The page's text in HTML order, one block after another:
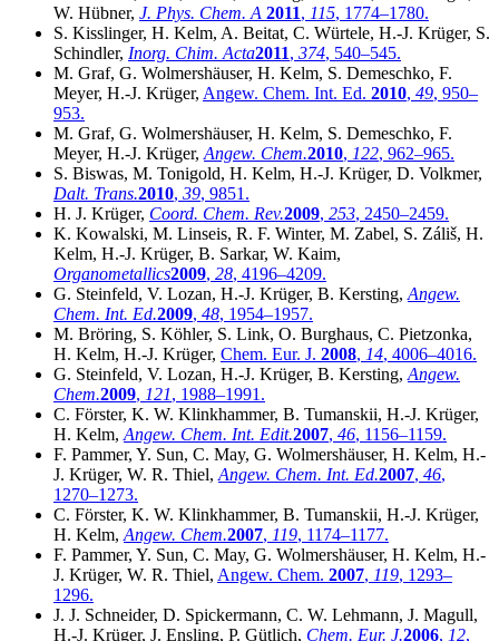
W. Hübner, J. Phys. Chem. A 2011, 115, 1774–1780.
S. Kisslinger, H. Kelm, A. Beitat, C. Würtele, H.-J. Krüger, S.
Schindler, Inorg. Chim. Acta2011, 374, 540–545.
M. Graf, G. Wolmershäuser, H. Kelm, S. Demeschko, F.
Meyer, H.-J. Krüger, Angew. Chem. Int. Ed. 2010, 49, 950–
953.
M. Graf, G. Wolmershäuser, H. Kelm, S. Demeschko, F.
Meyer, H.-J. Krüger, Angew. Chem.2010, 122, 962–965.
S. Biswas, M. Tonigold, H. Kelm, H.-J. Krüger, D. Volkmer,
Dalt. Trans.2010, 39, 9851.
H. J. Krüger, Coord. Chem. Rev.2009, 253, 2450–2459.
K. Kowalski, M. Linseis, R. F. Winter, M. Zabel, S. Záliš, H.
Kelm, H.-J. Krüger, B. Sarkar, W. Kaim,
Organometallics2009, 28, 4196–4209.
G. Steinfeld, V. Lozan, H.-J. Krüger, B. Kersting, Angew.
Chem. Int. Ed.2009, 48, 1954–1957.
M. Bröring, S. Köhler, S. Link, O. Burghaus, C. Pietzonka,
H. Kelm, H.-J. Krüger, Chem. Eur. J. 2008, 14, 4006–4016.
G. Steinfeld, V. Lozan, H.-J. Krüger, B. Kersting, Angew.
Chem.2009, 121, 1988–1991.
C. Förster, K. W. Klinkhammer, B. Tumanskii, H.-J. Krüger,
H. Kelm, Angew. Chem. Int. Edit.2007, 46, 1156–1159.
F. Pammer, Y. Sun, C. May, G. Wolmershäuser, H. Kelm, H.-
J. Krüger, W. R. Thiel, Angew. Chem. Int. Ed.2007, 46,
1270–1273.
C. Förster, K. W. Klinkhammer, B. Tumanskii, H.-J. Krüger,
H. Kelm, Angew. Chem.2007, 119, 1174–1177.
F. Pammer, Y. Sun, C. May, G. Wolmershäuser, H. Kelm, H.-
J. Krüger, W. R. Thiel, Angew. Chem. 2007, 119, 1293–
1296.
J. J. Schneider, D. Spickermann, C. W. Lehmann, J. Magull,
H.-J. Krüger, J. Ensling, P. Gütlich, Chem. Eur. J.2006, 12,